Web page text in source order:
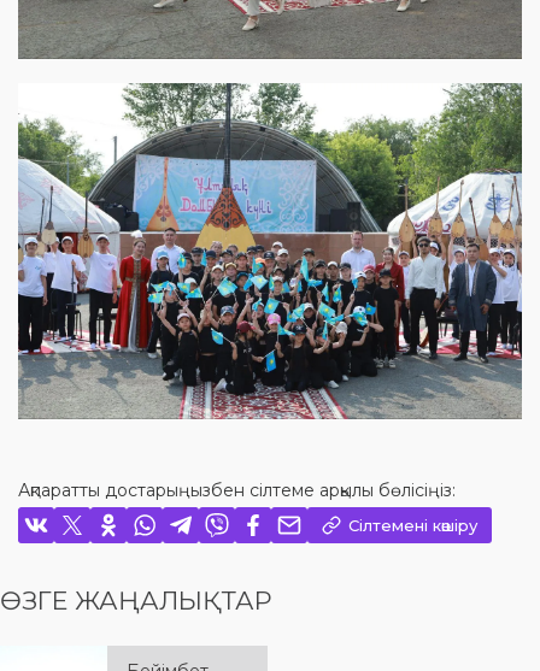
Ақпаратты достарыңызбен сілтеме арқылы бөлісіңіз:
Сілтемені көшіру
ӨЗГЕ ЖАҢАЛЫҚТАР